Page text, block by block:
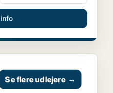
Se flere udlejere →